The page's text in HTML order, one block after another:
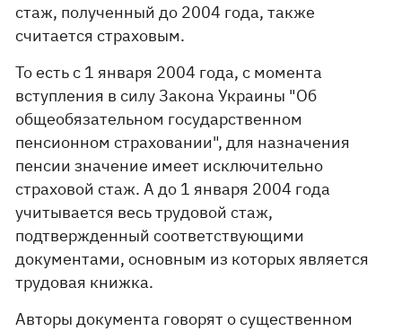
стаж, полученный до 2004 года, также
считается страховым.
То есть с 1 января 2004 года, с момента
вступления в силу Закона Украины "Об
общеобязательном государственном
пенсионном страховании", для назначения
пенсии значение имеет исключительно
страховой стаж. А до 1 января 2004 года
учитывается весь трудовой стаж,
подтвержденный соответствующими
документами, основным из которых является
трудовая книжка.
Авторы документа говорят о существенном